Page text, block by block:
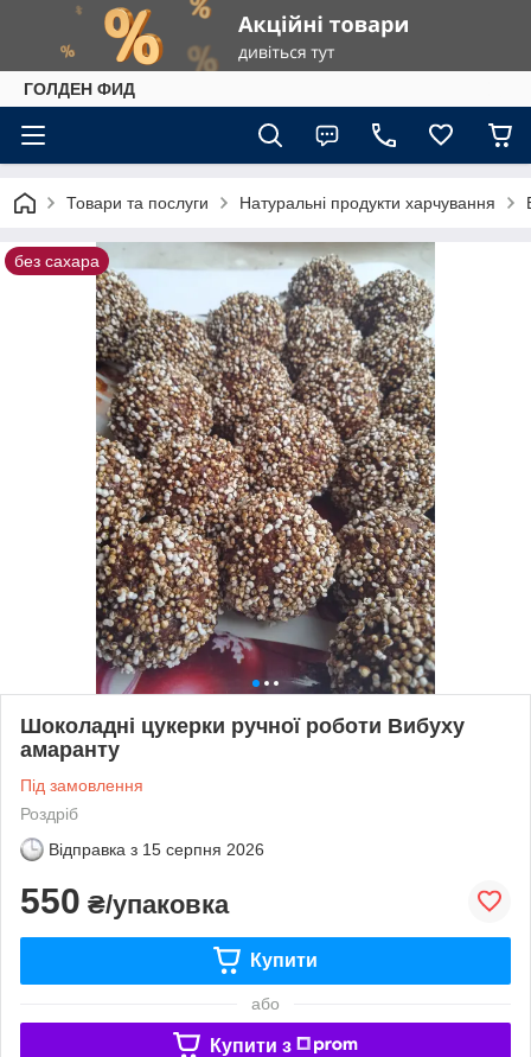
ГОЛДЕН ФИД
Товари та послуги Натуральні продукти харчування
без сахара
Шоколадні цукерки ручної роботи Вибуху
амаранту
Під замовлення
Роздріб
Відправка з 15 серпня 2026
550 ₴/упаковка
Купити
або
Купити з